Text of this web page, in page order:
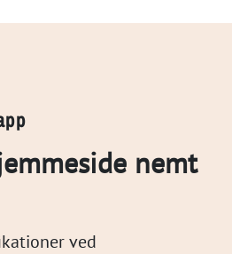
nemt
ved